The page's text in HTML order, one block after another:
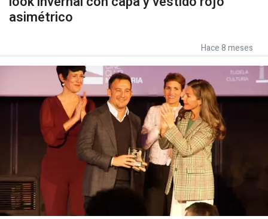
asimétrico
Hace 8 meses